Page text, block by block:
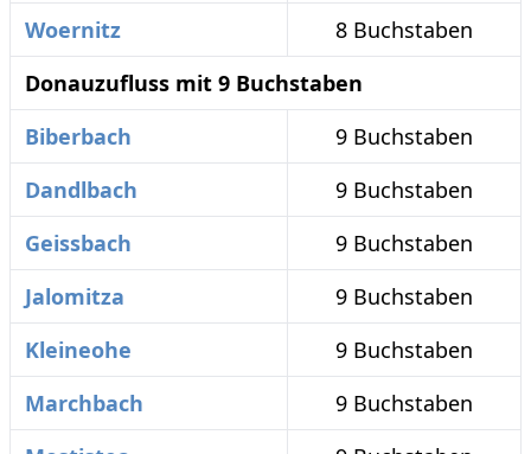
Woernitz
8 Buchstaben
Donauzufluss mit 9 Buchstaben
Biberbach
9 Buchstaben
Dandlbach
9 Buchstaben
Geissbach
9 Buchstaben
Jalomitza
9 Buchstaben
Kleineohe
9 Buchstaben
Marchbach
9 Buchstaben